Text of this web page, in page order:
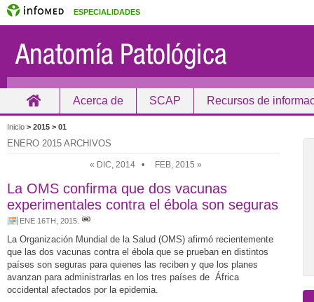
ESPECIALIDADES
Acerca de SCAP Recursos de
Inicio > 2015 > 01
ENERO 2015 ARCHIVOS
« DIC, 2014 • FEB, 2015 »
La OMS confirma que dos vacunas
experimentales contra el ébola son seguras
ENE 16TH, 2015
La Organización Mundial de la Salud (OMS) afirmó recientemente
que las dos vacunas contra el ébola que se prueban en distintos
países son seguras para quienes las reciben y que los planes
avanzan para administrarlas en los tres países de África
occidental afectados por la epidemia.